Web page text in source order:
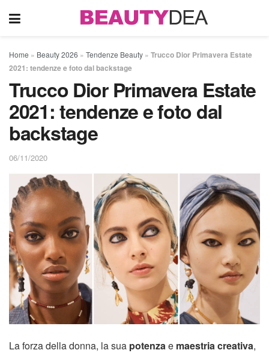
Home » Beauty 2026 » Tendenze Beauty » Trucco Dior Primavera Estate
2021: tendenze e foto dal backstage
Trucco Dior Primavera Estate
2021: tendenze e foto dal
backstage
06/11/2020
La forza della donna, la sua potenza e maestria creativa,